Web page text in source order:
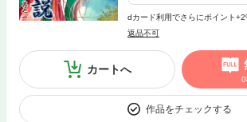
dカード利用でさらにポイント
返品不可
カートへ
作品をチェックする